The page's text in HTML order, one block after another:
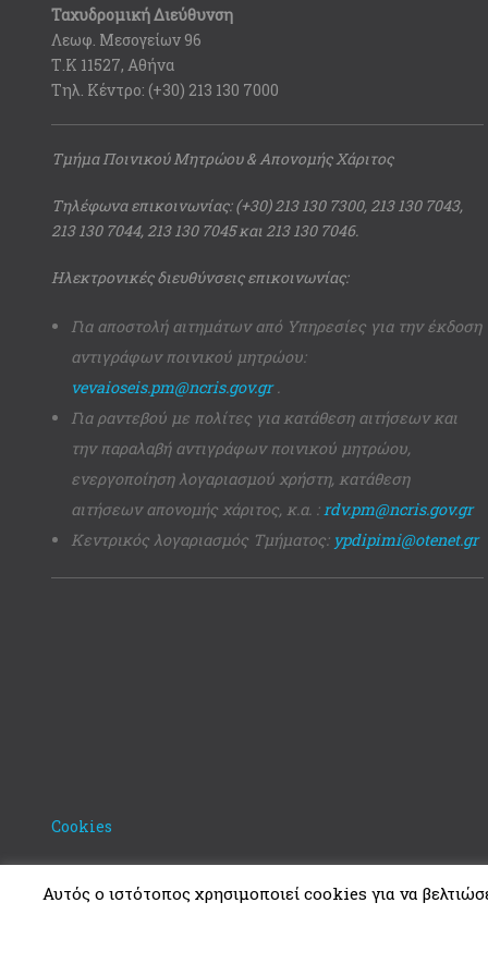
Ταχυδρομική Διεύθυνση
Λεωφ. Μεσογείων 96
Τ.Κ 11527, Αθήνα
Τηλ. Κέντρο: (+30) 213 130 7000
Τμήμα Ποινικού Μητρώου & Απονομής Χάριτος
Τηλέφωνα επικοινωνίας: (+30) 213 130 7300, 213 130 7043,
213 130 7044, 213 130 7045 και 213 130 7046.
Ηλεκτρονικές διευθύνσεις επικοινωνίας:
Για αποστολή αιτημάτων από Υπηρεσίες για την έκδοση
αντιγράφων ποινικού μητρώου:
vevaioseis.pm@ncris.gov.gr.
Για ραντεβού με πολίτες για κατάθεση αιτήσεων και
την παραλαβή αντιγράφων ποινικού μητρώου,
ενεργοποίηση λογαριασμού χρήστη, κατάθεση
αιτήσεων απονομής χάριτος, κ.α. :rdv.pm@ncris.gov.gr
Κεντρικός λογαριασμός Τμήματος: ypdipimi@otenet.gr
Cookies
Αυτός ο ιστότοπος χρησιμοποιεί cookies για να